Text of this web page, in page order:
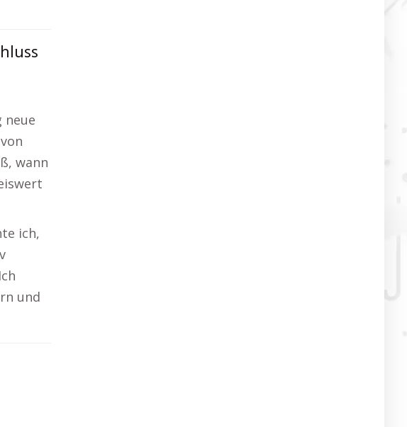
neue
wann
ich,
und